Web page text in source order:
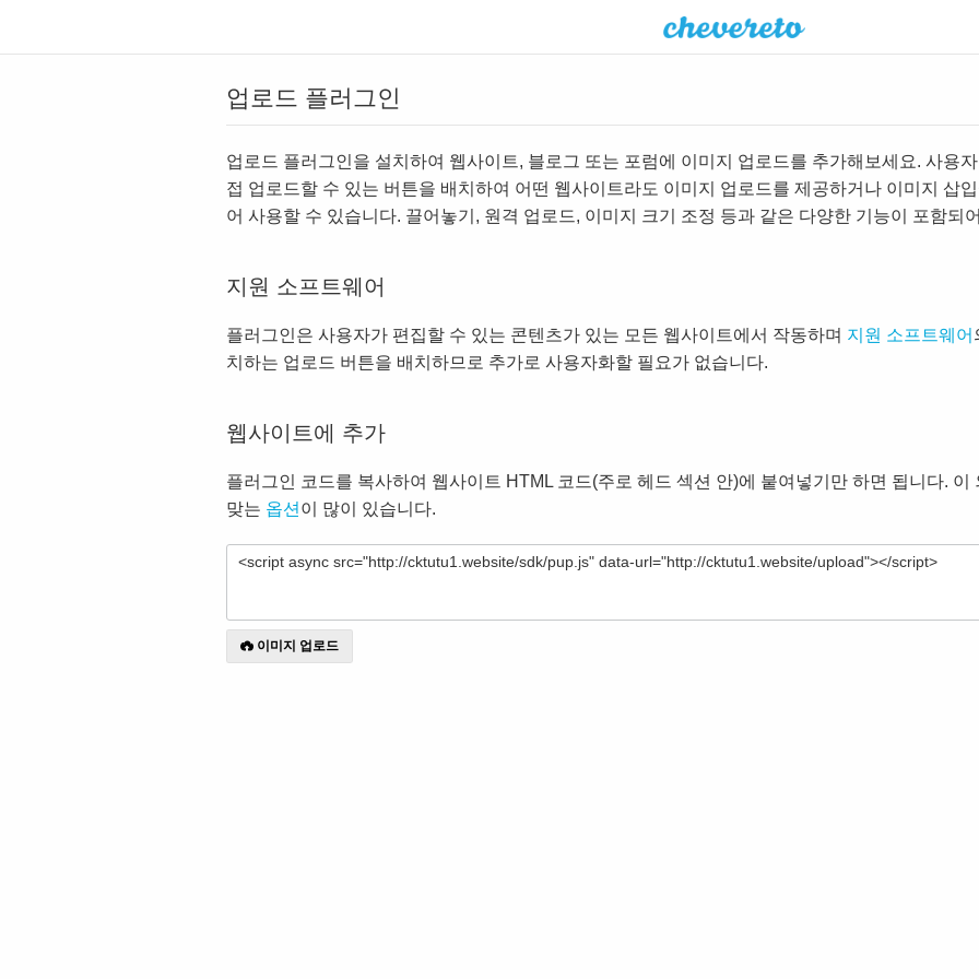
업로드 플러그인
업로드 플러그인을 설치하여 웹사이트, 블로그 또는 포럼에 이미지 업로드를 추가해보세요. 사용
접 업로드할 수 있는 버튼을 배치하여 어떤 웹사이트라도 이미지 업로드를 제공하거나 이미지 삽
어 사용할 수 있습니다. 끌어놓기, 원격 업로드, 이미지 크기 조정 등과 같은 다양한 기능이 포함되
지원 소프트웨어
플러그인은 사용자가 편집할 수 있는 콘텐츠가 있는 모든 웹사이트에서 작동하며 지원 소프트웨어
치하는 업로드 버튼을 배치하므로 추가로 사용자화할 필요가 없습니다.
웹사이트에 추가
플러그인 코드를 복사하여 웹사이트 HTML 코드(주로 헤드 섹션 안)에 붙여넣기만 하면 됩니다.
맞는 옵션 이 많이 있습니다.
이미지 업로드